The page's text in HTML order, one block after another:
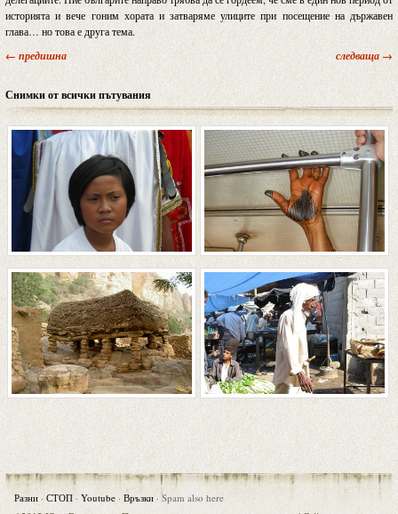
историята и вече гоним хората и затваряме улиците при посещение на държавен
глава… но това е друга тема.
← предишна следваща →
Снимки от всички пътувания
Разни · СТОП · Youtube · Връзки · Spam also here